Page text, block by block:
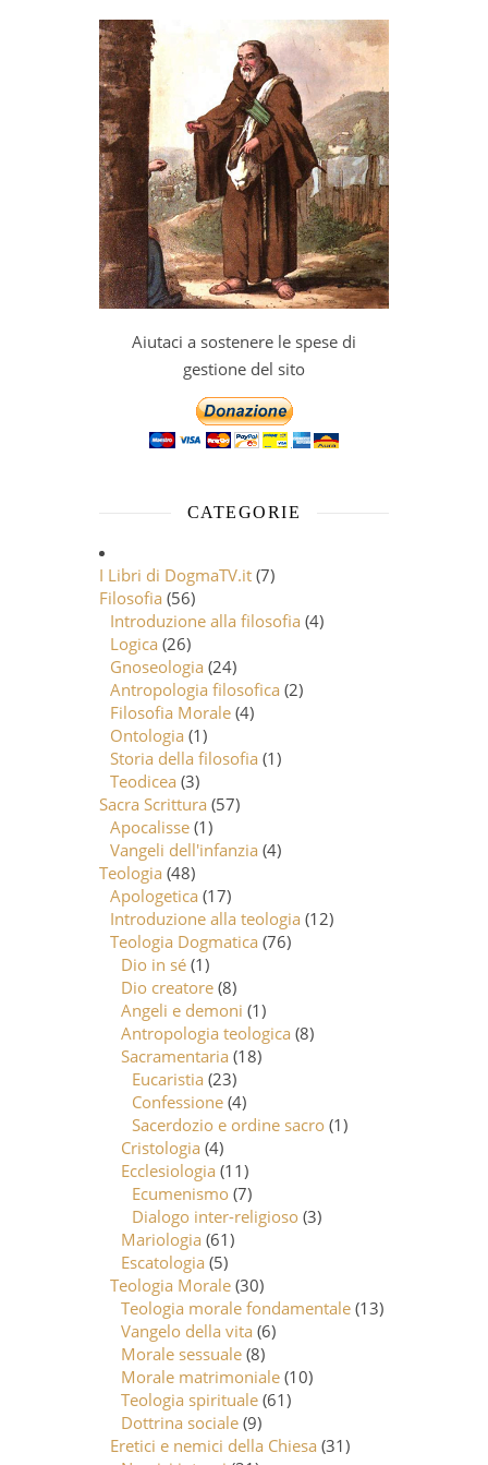
Aiutaci a sostenere le spese di
gestione del sito
CATEGORIE
I Libri di DogmaTV.it (7)
Filosofia (56)
Introduzione alla filosofia (4)
Logica (26)
Gnoseologia (24)
Antropologia filosofica (2)
Filosofia Morale (4)
Ontologia (1)
Storia della filosofia (1)
Teodicea (3)
Sacra Scrittura (57)
Apocalisse (1)
Vangeli dell'infanzia (4)
Teologia (48)
Apologetica (17)
Introduzione alla teologia (12)
Teologia Dogmatica (76)
Dio in sé (1)
Dio creatore (8)
Angeli e demoni (1)
Antropologia teologica (8)
Sacramentaria (18)
Eucaristia (23)
Confessione (4)
Sacerdozio e ordine sacro (1)
Cristologia (4)
Ecclesiologia (11)
Ecumenismo (7)
Dialogo inter-religioso (3)
Mariologia (61)
Escatologia (5)
Teologia Morale (30)
Teologia morale fondamentale (13)
Vangelo della vita (6)
Morale sessuale (8)
Morale matrimoniale (10)
Teologia spirituale (61)
Dottrina sociale (9)
Eretici e nemici della Chiesa (31)